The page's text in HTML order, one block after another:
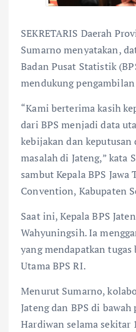
SEKRETARIS Daerah
Sumarno menyatakan,
Badan Pusat Statistik
mendukung
“Kami berterima kasih
dari BPS menjadi data
kebijakan dan keputusan
masalah di Jateng,” kata
sambut Kepala BPS
Convention, Kabupaten
Saat ini, Kepala BPS
Wahyuningsih. Ia
yang mendapatkan
Utama BPS RI.
Menurut Sumarno,
Jateng dan BPS di
Hardiwan selama